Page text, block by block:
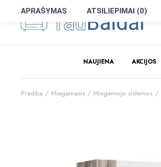
NAUJIENA AKCIJOS
Pradžia Miegamasis Miegamojo sistemos
APRAŠYMAS ATSILIEPIMAI (0)